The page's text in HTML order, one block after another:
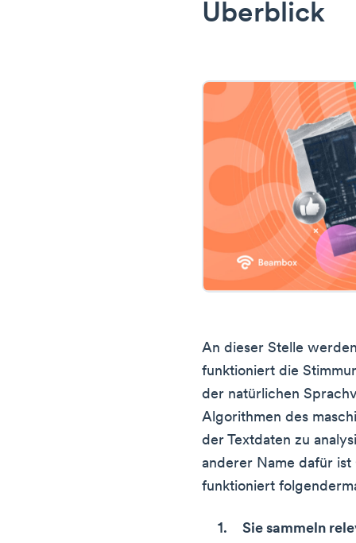
Überblick
An dieser Stelle
funktioniert die
der natürlichen
Algorithmen des
der Textdaten zu
anderer Name dafür
funktioniert
Sie sammeln